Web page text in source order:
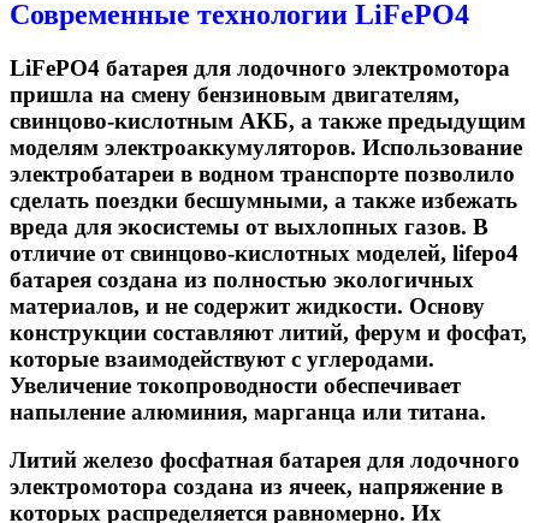
Современные технологии LiFePO4
LiFePO4 батарея для лодочного электромотора
пришла на смену бензиновым двигателям,
свинцово-кислотным АКБ, а также предыдущим
моделям электроаккумуляторов. Использование
электробатареи в водном транспорте позволило
сделать поездки бесшумными, а также избежать
вреда для экосистемы от выхлопных газов. В
отличие от свинцово-кислотных моделей, lifepo4
батарея создана из полностью экологичных
материалов, и не содержит жидкости. Основу
конструкции составляют литий, ферум и фосфат,
которые взаимодействуют с углеродами.
Увеличение токопроводности обеспечивает
напыление алюминия, марганца или титана.
Литий железо фосфатная батарея для лодочного
электромотора создана из ячеек, напряжение в
которых распределяется равномерно. Их